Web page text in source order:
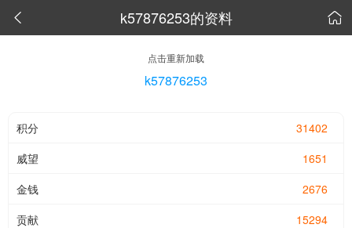
 k57876253的资料 
点击重新加载
k57876253
31402
积分
1651
威望
2676
金钱
15294
贡献